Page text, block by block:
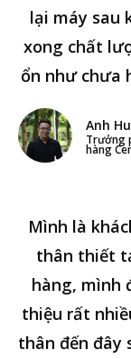
lại máy sau
xong chất
ổn như chưa
Anh
Trưởng
hàng
Mình là
thân thiết
hàng, mình
thiệu rất
thân đến đây